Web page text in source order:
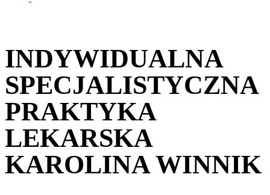
INDYWIDUALNA
SPECJALISTYCZNA
PRAKTYKA
LEKARSKA
KAROLINA WINNIK